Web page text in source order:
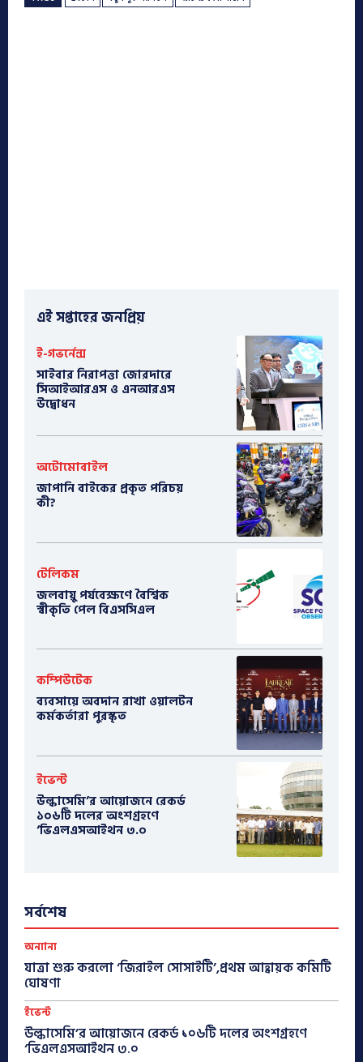
এই সপ্তাহের জনপ্রিয়
ই-গভর্নেন্স
সাইবার নিরাপত্তা জোরদারে
সিআইআরএস ও এনআরএস
উদ্বোধন
অটোমোবাইল
​জাপানি বাইকের প্রকৃত পরিচয়
কী?
টেলিকম
জলবায়ু পর্যবেক্ষণে বৈশ্বিক
স্বীকৃতি পেল বিএসসিএল
কম্পিউটেক
ব্যবসায়ে অবদান রাখা ওয়ালটন
কর্মকর্তারা পুরস্কৃত
ইভেন্ট
উল্কাসেমি’র আয়োজনে রেকর্ড
১০৬টি দলের অংশগ্রহণে
‘ভিএলএসআইথন ৩.০
সর্বশেষ
অন্যান্য
যাত্রা শুরু করলো ‘জিরাইল সোসাইটি’,প্রথম আহ্বায়ক কমিটি
ঘোষণা
ইভেন্ট
উল্কাসেমি’র আয়োজনে রেকর্ড ১০৬টি দলের অংশগ্রহণে
‘ভিএলএসআইথন ৩.০